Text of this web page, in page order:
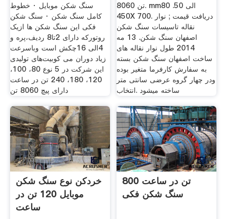
سنگ شکن موبایل · خطوط
کامل سنگ شکن · سنگ شکن
فکی این سنگ شکن ها ازیک
روتورکه دارای 2تا8 ردیف،پره و
4الی 16چکش است وباسرعت
زیاد دوران می کوبیت‌های تولیدی
این شرکت در 5 نوع 80، 100،
120، 180، 240 تن در ساعت
دارای پیچ 8060 تن
8060 تن. mm80 الی 50.
450X 700. دریافت قیمت ; نوار
نقاله تاسیسات سنگ شکن
اصفهان سنگ شکن. 13 مه
2014 طول نوار نقاله های
ساخت اصفهان سنگ شکن بسته
به سفارش کارفرما متغیر بوده
ودر چهار گروه عرضی سانتی متر
ساخته میشود .انتخاب
خردکن نوع سنگ شکن
موبایل 120 تن در
ساعت
800 تن در ساعت
سنگ شکن فکی